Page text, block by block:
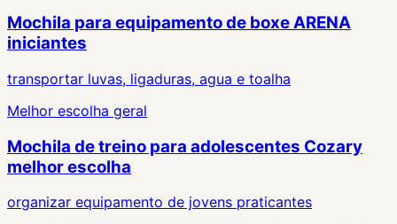
Mochila para equipamento de boxe ARENA
iniciantes
transportar luvas, ligaduras, agua e toalha
Melhor escolha geral
Mochila de treino para adolescentes Cozary
melhor escolha
organizar equipamento de jovens praticantes